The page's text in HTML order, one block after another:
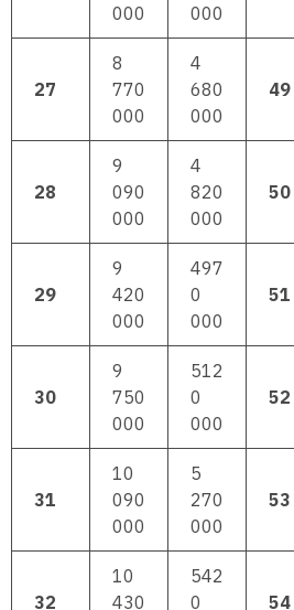
000
000
27
8
770
000
4
680
000
49
28
9
090
000
4
820
000
50
29
9
420
000
497
0
000
51
30
9
750
000
512
0
000
52
31
10
090
000
5
270
000
53
32
10
430
542
0
54